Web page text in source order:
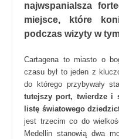
najwspanialsza
miejsce, które
podczas wizyty w
Cartagena to miasto o
czasu był to jeden z
do którego przybywały
tutejszy port, twierdze i
listę światowego
jest trzecim co do
Medellin stanowią dwa